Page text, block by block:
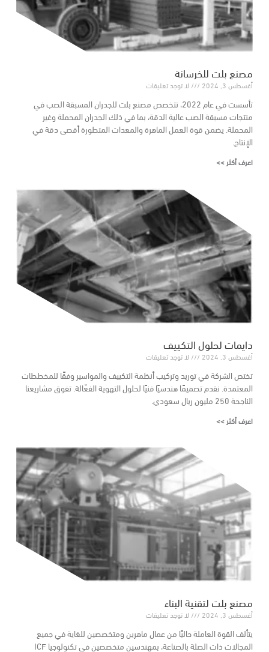
مصنع بلت للخرسانة
أغسطس 3, 2024 لا توجد تعليقات
تأسست في عام 2022، تتخصص مصنع بلت للجدران المسبقة الصب في
منتجات مسبقة الصب عالية الدقة، بما في ذلك الجدران المحملة وغير
المحملة. يضمن قوة العمل الماهرة والمعدات المتطورة أقصى دقة في
الإنتاج.
اعرف أكثر >>
دايمات لحلول التكييف
أغسطس 3, 2024 لا توجد تعليقات
تختص الشركة في توريد وتركيب أنظمة التكييف والمواسير وفقًا للمخططات
المعتمدة. نقدم تصميمًا هندسيًا فنيًا لحلول التهوية الفعّالة. تفوق مشاريعنا
الناجحة 250 مليون ريال سعودي.
اعرف أكثر >>
مصنع بلت لتقنية البناء
أغسطس 3, 2024 لا توجد تعليقات
يتألف القوة العاملة حاليًا من عمال ماهرين ومتخصصين للغاية في جميع
المجالات ذات الصلة بالصناعة، بمهندسين متخصصين في تكنولوجيا ICF